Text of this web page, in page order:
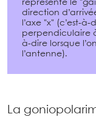
représente le
direction
l’axe "x" (c’est-
perpendiculaire à
à-dire lorsque
l’antenne).
La